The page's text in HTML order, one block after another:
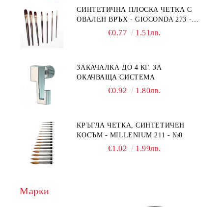
СИНТЕТИЧНА ПЛОСКА ЧЕТКА С
ОВАЛЕН ВРЪХ - GIOCONDA 273 -
€0.77 1.51лв.
ЗАКАЧАЛКА ДО 4 КГ. ЗА
ОКАЧВАЩА СИСТЕМА
€0.92 1.80лв.
КРЪГЛА ЧЕТКА, СИНТЕТИЧЕН
КОСЪМ - MILLENIUM 211 - №0
€1.02 1.99лв.
Марки